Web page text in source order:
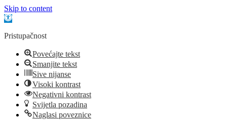
Skip to content
Open toolbar
Pristupačnost
Povećajte tekst
Smanjite tekst
Sive nijanse
Visoki kontrast
Negativni kontrast
Svijetla pozadina
Naglasi poveznice